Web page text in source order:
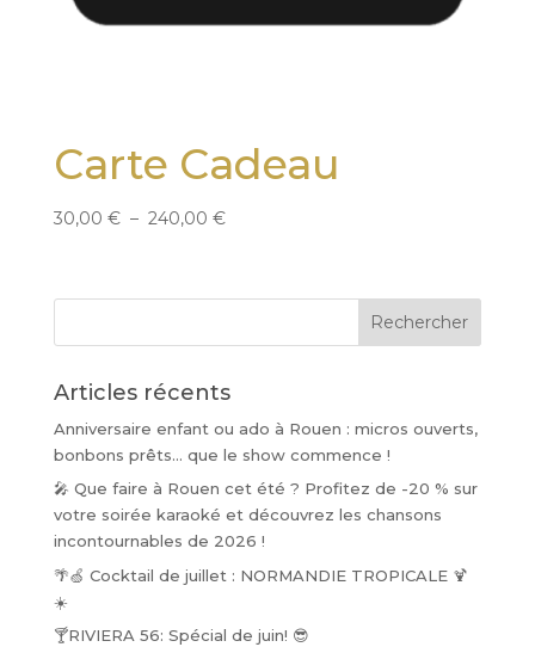
Carte Cadeau
30,00 € – 240,00 €Plage
30,00 €
Articles récents
Anniversaire enfant ou ado à Rouen : micros ouverts,
bonbons prêts… que le show commence !
🎤 Que faire à Rouen cet été ? Profitez de -20 % sur
votre soirée karaoké et découvrez les chansons
incontournables de 2026 !
🌴🍏 Cocktail de juillet : NORMANDIE TROPICALE 🍹
☀️
🍸RIVIERA 56: Spécial de juin! 😎